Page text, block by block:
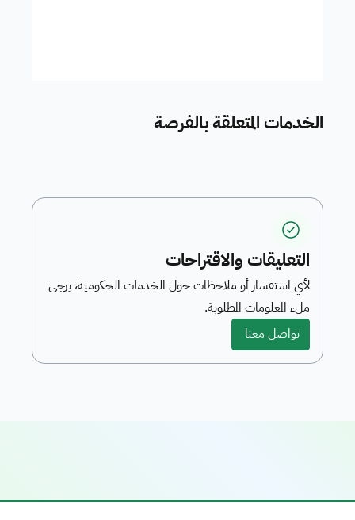
الخدمات المتعلقة بالفرصة
التعليقات والاقتراحات
لأي استفسار أو ملاحظات حول الخدمات الحكومية، يرجى
ملء المعلومات المطلوبة.
تواصل معنا